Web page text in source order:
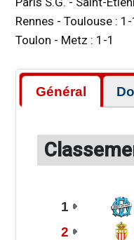
Rennes - Toulouse : 1 -
Toulon - Metz : 1 -1
Général
1
2